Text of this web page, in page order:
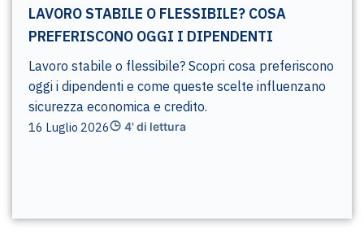
LAVORO STABILE O FLESSIBILE? COSA
PREFERISCONO OGGI I DIPENDENTI
Lavoro stabile o flessibile? Scopri cosa preferiscono
oggi i dipendenti e come queste scelte influenzano
sicurezza economica e credito.
16 Luglio 2026 4' di lettura